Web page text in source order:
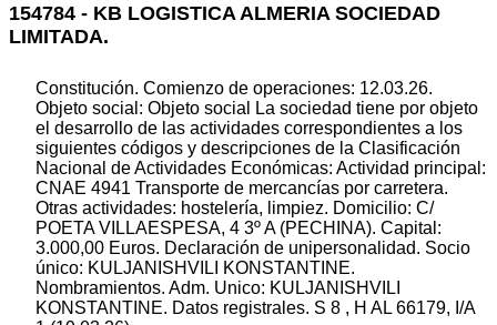
154784 - KB LOGISTICA ALMERIA SOCIEDAD
LIMITADA.
Constitución. Comienzo de operaciones: 12.03.26.
Objeto social: Objeto social La sociedad tiene por objeto
el desarrollo de las actividades correspondientes a los
siguientes códigos y descripciones de la Clasificación
Nacional de Actividades Económicas: Actividad principal:
CNAE 4941 Transporte de mercancías por carretera.
Otras actividades: hostelería, limpiez. Domicilio: C/
POETA VILLAESPESA, 4 3º A (PECHINA). Capital:
3.000,00 Euros. Declaración de unipersonalidad. Socio
único: KULJANISHVILI KONSTANTINE.
Nombramientos. Adm. Unico: KULJANISHVILI
KONSTANTINE. Datos registrales. S 8 , H AL 66179, I/A